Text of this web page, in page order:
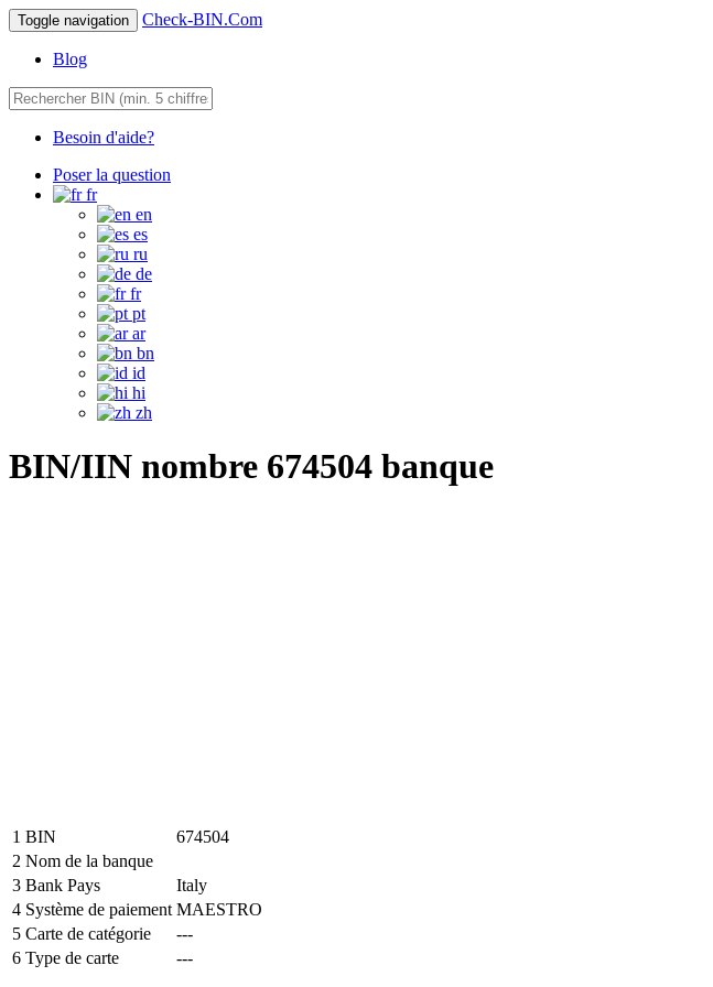
Toggle navigation Check-BIN.Com
Blog
Besoin d'aide?
Poser la question
fr
en
es
ru
de
fr
pt
ar
bn
id
hi
zh
BIN/IIN nombre 674504 banque
1 BIN
674504
2 Nom de la banque
3 Bank Pays
Italy
4 Système de paiement MAESTRO
5 Carte de catégorie
---
6 Type de carte ---